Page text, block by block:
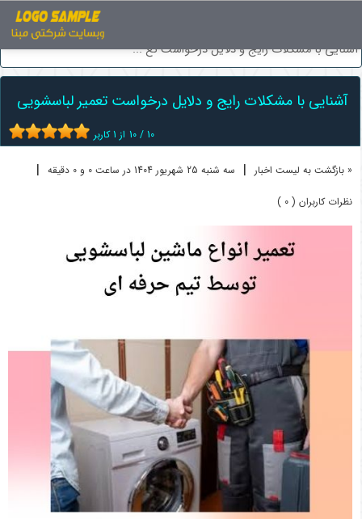
آشنایی با مشکلات رایج و دلایل درخواست تع ...
آشنایی با مشکلات رایج و دلایل درخواست تعمیر لباسشویی
10 / 10 از 1کاربر
« بازگشت به لیست اخبار | سه شنبه 25 شهريور 1404 در ساعت 0 و 0 دقیقه |
نظرات کاربران ( 0 )